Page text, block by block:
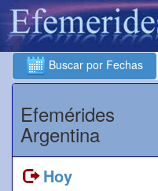
Buscar por Fechas
Efemérides
Argentina
Hoy